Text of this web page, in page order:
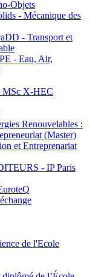
Objets
- Mécanique des
- Transport et
- Eau, Air,
MSc X-HEC
Renouvelables :
(Master)
et Entreprenariat
- IP Paris
de l'Ecole